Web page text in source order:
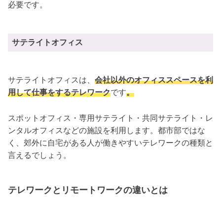
必要です。
サテライトオフィス
サテライトオフィスは、 会社以外のオフィススペースを利
用して仕事をするテレワークです。
スポットオフィス・専用サテライト・共同サテライト・レ
ンタルオフィスなどの施設を利用します。都市部ではな
く、郊外に自宅がある人が働きやすいテレワークの種類と
言えるでしょう。
テレワークとリモートワークの違いとは